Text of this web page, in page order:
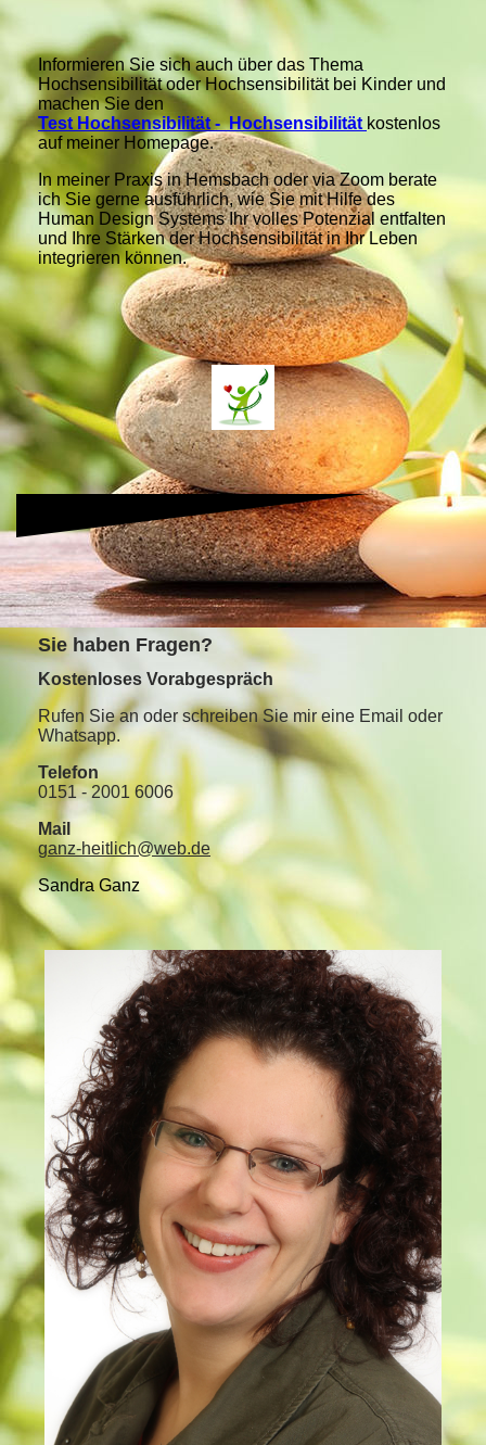
Informieren Sie sich auch über das Thema
Hochsensibilität oder Hochsensibilität bei Kinder und
machen Sie den
Test Hochsensibilität - Hochsensibilität kostenlos
auf meiner Homepage.
In meiner Praxis in Hemsbach oder via Zoom berate
ich Sie gerne ausführlich, wie Sie mit Hilfe des
Human Design Systems Ihr volles Potenzial entfalten
und Ihre Stärken der Hochsensibilität in Ihr Leben
integrieren können.
Sie haben Fragen?
Kostenloses Vorabgespräch
Rufen Sie an oder schreiben Sie mir eine Email oder
Whatsapp.
Telefon
0151 - 2001 6006
Mail
ganz-heitlich@web.de
Sandra Ganz